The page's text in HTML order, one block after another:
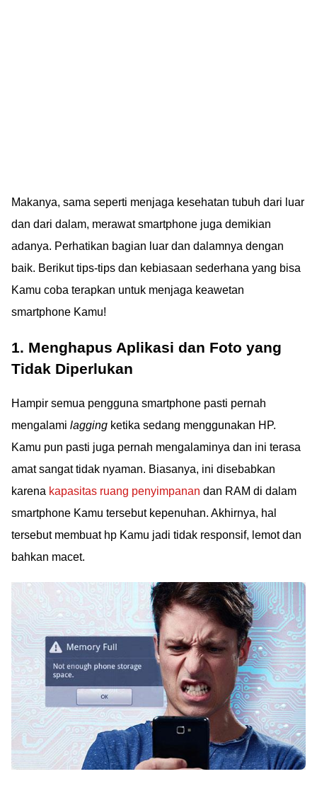
Makanya, sama seperti menjaga kesehatan tubuh dari luar
dan dari dalam, merawat smartphone juga demikian
adanya. Perhatikan bagian luar dan dalamnya dengan
baik. Berikut tips-tips dan kebiasaan sederhana yang bisa
Kamu coba terapkan untuk menjaga keawetan
smartphone Kamu!
1. Menghapus Aplikasi dan Foto yang
Tidak Diperlukan
Hampir semua pengguna smartphone pasti pernah
mengalami lagging ketika sedang menggunakan HP.
Kamu pun pasti juga pernah mengalaminya dan ini terasa
amat sangat tidak nyaman. Biasanya, ini disebabkan
karena kapasitas ruang penyimpanan dan RAM di dalam
smartphone Kamu tersebut kepenuhan. Akhirnya, hal
tersebut membuat hp Kamu jadi tidak responsif, lemot dan
bahkan macet.